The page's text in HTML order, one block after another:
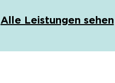
Alle Leistungen sehen